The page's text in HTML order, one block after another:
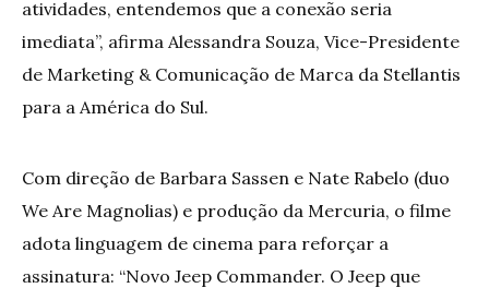
atividades, entendemos que a conexão seria
imediata”, afirma Alessandra Souza, Vice-Presidente
de Marketing & Comunicação de Marca da Stellantis
para a América do Sul.
Com direção de Barbara Sassen e Nate Rabelo (duo
We Are Magnolias) e produção da Mercuria, o filme
adota linguagem de cinema para reforçar a
assinatura: “Novo Jeep Commander. O Jeep que